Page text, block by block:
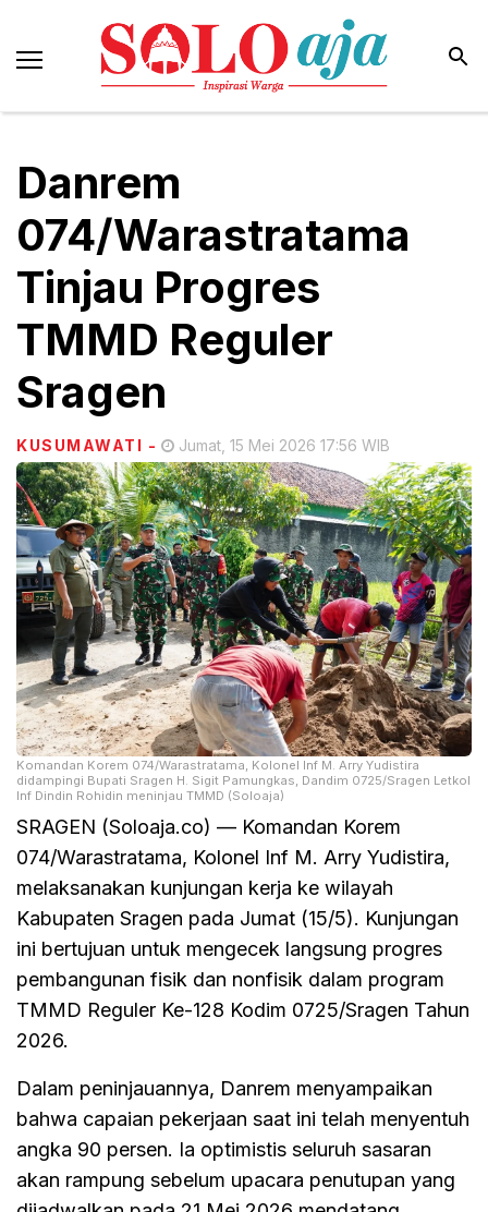
Danrem
074/Warastratama
Tinjau Progres
TMMD Reguler
Sragen
KUSUMAWATI - Jumat, 15 Mei 2026 17:56 WIB
Komandan Korem 074/Warastratama, Kolonel Inf M. Arry Yudistira
didampingi Bupati Sragen H. Sigit Pamungkas, Dandim 0725/Sragen Letkol
Inf Dindin Rohidin meninjau TMMD (Soloaja)
SRAGEN (Soloaja.co) — Komandan Korem
074/Warastratama, Kolonel Inf M. Arry Yudistira,
melaksanakan kunjungan kerja ke wilayah
Kabupaten Sragen pada Jumat (15/5). Kunjungan
ini bertujuan untuk mengecek langsung progres
pembangunan fisik dan nonfisik dalam program
TMMD Reguler Ke-128 Kodim 0725/Sragen Tahun
2026.
Dalam peninjauannya, Danrem menyampaikan
bahwa capaian pekerjaan saat ini telah menyentuh
angka 90 persen. Ia optimistis seluruh sasaran
akan rampung sebelum upacara penutupan yang